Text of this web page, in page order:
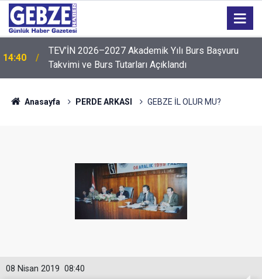
14:40
TEV’İN 2026–2027 Akademik Yılı Burs Başvuru
Takvimi ve Burs Tutarları Açıklandı
Sepaş Enerji, 136'ncı sırada yer aldı
Anasayfa PERDE ARKASI GEBZE İL OLUR MU?
08:40
08 Nisan 2019